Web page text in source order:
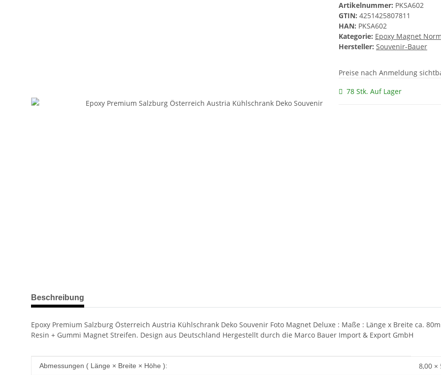
Artikelnummer: PKSA602
GTIN: 4251425807811
HAN: PKSA602
Kategorie: Epoxy Magnet
Hersteller: Souvenir-Bauer
Preise nach Anmeldung
78 Stk. Auf Lager
weitere Registerkarten anzeigen
Beschreibung
Epoxy Premium Salzburg Österreich Austria Kühlschrank Deko Souvenir Foto Magnet Deluxe : Maße : Länge x Breite ca.
Resin + Gummi Magnet Streifen. Design aus Deutschland Hergestellt durch die Marco Bauer Import & Export GmbH
Produkteigenschaft
Wert
Abmessungen ( Länge × Breite × Höhe ): 8,00 ×